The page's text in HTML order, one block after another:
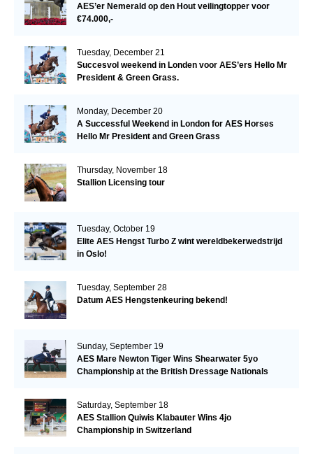
AES’er Nemerald op den Hout veilingtopper voor
€74.000,-
Tuesday, December 21
Succesvol weekend in Londen voor AES’ers Hello Mr
President & Green Grass.
Monday, December 20
A Successful Weekend in London for AES Horses
Hello Mr President and Green Grass
Thursday, November 18
Stallion Licensing tour
Tuesday, October 19
Elite AES Hengst Turbo Z wint wereldbekerwedstrijd
in Oslo!
Tuesday, September 28
Datum AES Hengstenkeuring bekend!
Sunday, September 19
AES Mare Newton Tiger Wins Shearwater 5yo
Championship at the British Dressage Nationals
Saturday, September 18
AES Stallion Quiwis Klabauter Wins 4jo
Championship in Switzerland